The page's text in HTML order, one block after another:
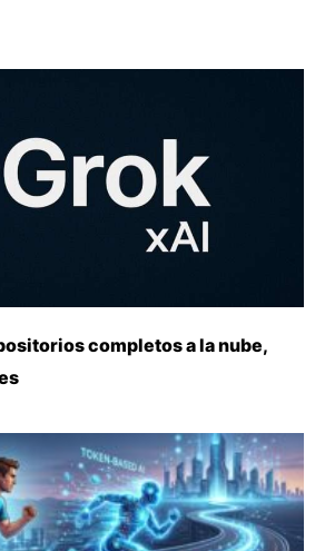
completos a la nube,